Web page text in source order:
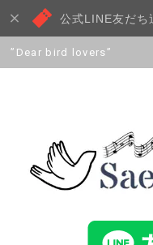
公式LINE友だち
”Dear bird lovers”